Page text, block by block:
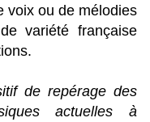
voix ou de mélodies
variété française
de repérage des
actuelles à